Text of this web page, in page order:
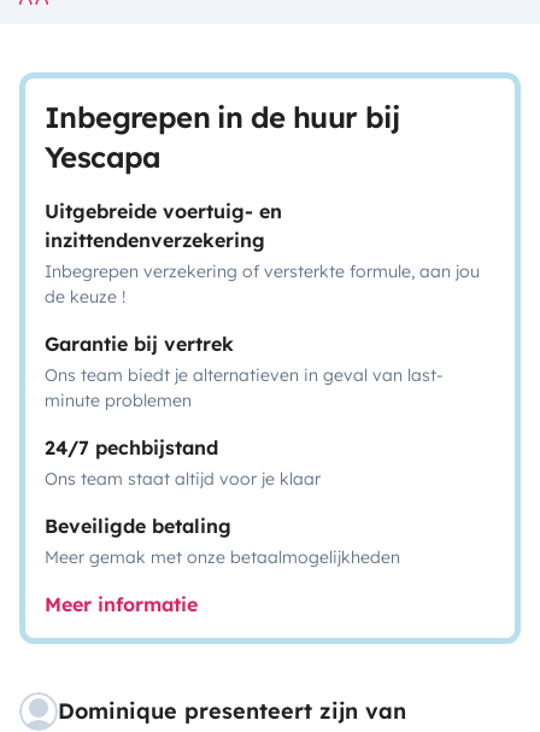
Inbegrepen in de huur bij
Yescapa
Uitgebreide voertuig- en
inzittendenverzekering
Inbegrepen verzekering of versterkte formule, aan jou
de keuze !
Garantie bij vertrek
Ons team biedt je alternatieven in geval van last-
minute problemen
24/7 pechbijstand
Ons team staat altijd voor je klaar
Beveiligde betaling
Meer gemak met onze betaalmogelijkheden
Meer informatie
Dominique presenteert zijn van